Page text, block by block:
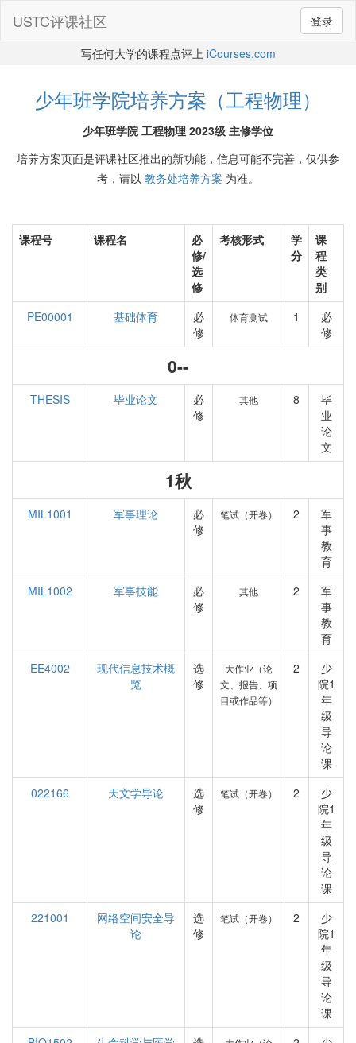
登录
USTC评课社区
写任何大学的课程点评上 iCourses.com
少年班学院培养方案（工程物理）
少年班学院 工程物理 2023级 主修学位
培养方案页面是评课社区推出的新功能，信息可能不完善，仅供参
考，请以 教务处培养方案 为准。
课程号 课程名
必
修/
选
修
考核形式
学
分
课
程
类
别
PE00001
基础体育
必
修
体育测试 1
必
修
0--
THESIS 毕业论文
必
修
其他 8
毕
业
论
文
1秋
MIL1001 军事理论
必
修
笔试（开卷） 2
军
事
教
育
MIL1002
军事技能
必
修
其他 2
军
事
教
育
EE4002
现代信息技术概
览
选
修
大作业（论
文、报告、项
目或作品等）
2
少
院1
年
级
导
论
课
022166
天文学导论
选
修
笔试（开卷） 2
少
院1
年
级
导
论
课
221001
网络空间安全导
论
选
修
笔试（开卷） 2
少
院1
年
级
导
论
课